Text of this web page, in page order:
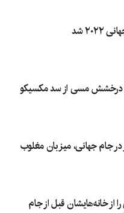
شد
درخشش مسی از سد مکسیکو
در جام جهانی، میزبان مغلوب
از خانه‌هایشان قبل از جام